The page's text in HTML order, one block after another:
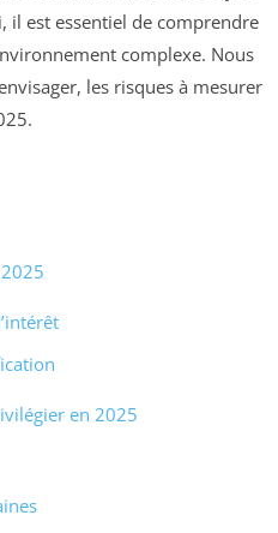
il est essentiel de comprendre
complexe. Nous
les risques à mesurer
en 2025